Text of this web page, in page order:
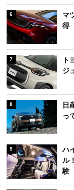
6
マ
得
7
ト
ジ
8
日
っ
9
ハ
ル
験